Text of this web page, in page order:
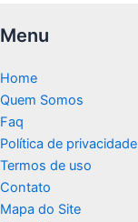
Menu
Home
Quem Somos
Faq
Política de privacidade
Termos de uso
Contato
Mapa do Site